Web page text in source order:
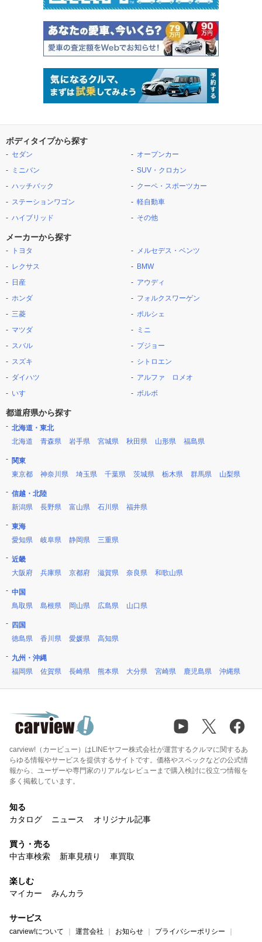
ボディタイプから探す
セダン
ミニバン
ハッチバック
ステーションワゴン
ハイブリッド
オープンカー
SUV・クロカン
クーペ・スポーツカー
軽自動車
その他
メーカーから探す
トヨタ
レクサス
日産
ホンダ
三菱
マツダ
スバル
スズキ
ダイハツ
いすゞ
メルセデス・ベンツ
BMW
アウディ
フォルクスワーゲン
ポルシェ
ミニ
プジョー
シトロエン
アルファ ロメオ
ボルボ
都道府県から探す
北海道・東北
北海道
青森県 岩手県 宮城県 秋田県 山形県 福島県
関東
東京都
神奈川県 埼玉県 千葉県 茨城県 栃木県 群馬県 山梨県
信越・北陸
新潟県
長野県 富山県 石川県 福井県
東海
愛知県
岐阜県 静岡県 三重県
近畿
大阪府
兵庫県 京都府 滋賀県 奈良県 和歌山県
中国
鳥取県
島根県 岡山県 広島県 山口県
四国
徳島県
香川県 愛媛県 高知県
九州・沖縄
福岡県
佐賀県 長崎県 熊本県 大分県 宮崎県 鹿児島県 沖縄県
carview!（カービュー）はLINEヤフー株式会社が運営するクルマに関するあ
らゆる情報やサービスを提供するサイトです。価格やスペックなどの公式情
報から、ユーザーや専門家のリアルなレビューまで購入検討に役立つ情報を
多く掲載しています。
知る
カタログ
ニュース オリジナル記事
買う・売る
中古車検索
新車見積り 車買取
楽しむ
マイカー
みんカラ
サービス
carview!について 運営会社 お知らせ
プライバシーポリシー